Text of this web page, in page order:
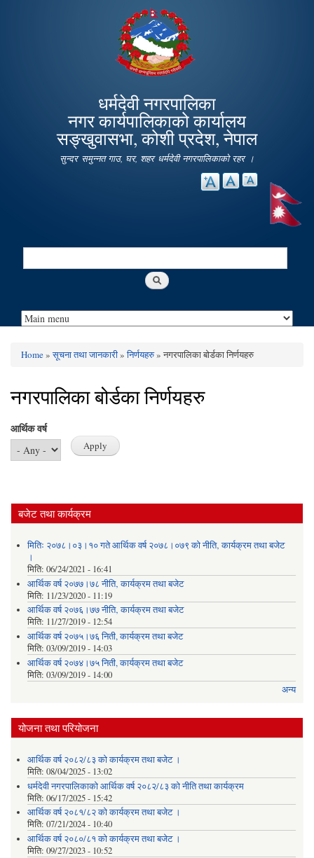
main
content
धर्मदेवी नगरपालिका
नगर कार्यपालिकाको कार्यालय
सङ्खुवासभा, कोशी प्रदेश, नेपाल
सुन्दर समुन्नत गाउ, घर, शहर धर्मदेवी नगरपालिकाको रहर ।
Search
You are here
Home»सूचना तथा जानकारी»निर्णयहरु» नगरपालिका बोर्डका निर्णयहरु
नगरपालिका बोर्डका निर्णयहरु
आर्थिक वर्ष
बजेट तथा कार्यक्रम
मितिः २०७८।०३।१० गते आर्थिक वर्ष २०७८।०७९ को नीति‚ कार्यक्रम तथा बजेट
।
मिति: 06/24/2021 - 16:41
आर्थिक वर्ष २०७७।७८ नीति‚ कार्यक्रम तथा बजेट
मिति: 11/23/2020 - 11:19
आर्थिक वर्ष २०७६।७७ नीति‚ कार्यक्रम तथा बजेट
मिति: 11/27/2019 - 12:54
आर्थिक वर्ष २०७५।७६ निती, कार्यक्रम तथा बजेट
मिति: 03/09/2019 - 14:03
आर्थिक वर्ष २०७४।७५ निती, कार्यक्रम तथा बजेट
मिति: 03/09/2019 - 14:00
अन्य
योजना तथा परियोजना
आर्थिक वर्ष २०८२/८३ को कार्यक्रम तथा बजेट ।
मिति: 08/04/2025 - 13:02
धर्मदेवी नगरपालिकाको आर्थिक वर्ष २०८२/८३ को नीति तथा कार्यक्रम
मिति: 06/17/2025 - 15:42
आर्थिक वर्ष २०८१/८२ को कार्यक्रम तथा बजेट ।
मिति: 07/21/2024 - 10:40
आर्थिक वर्ष २०८०/८१ को कार्यक्रम तथा बजेट ।
मिति: 09/27/2023 - 10:52